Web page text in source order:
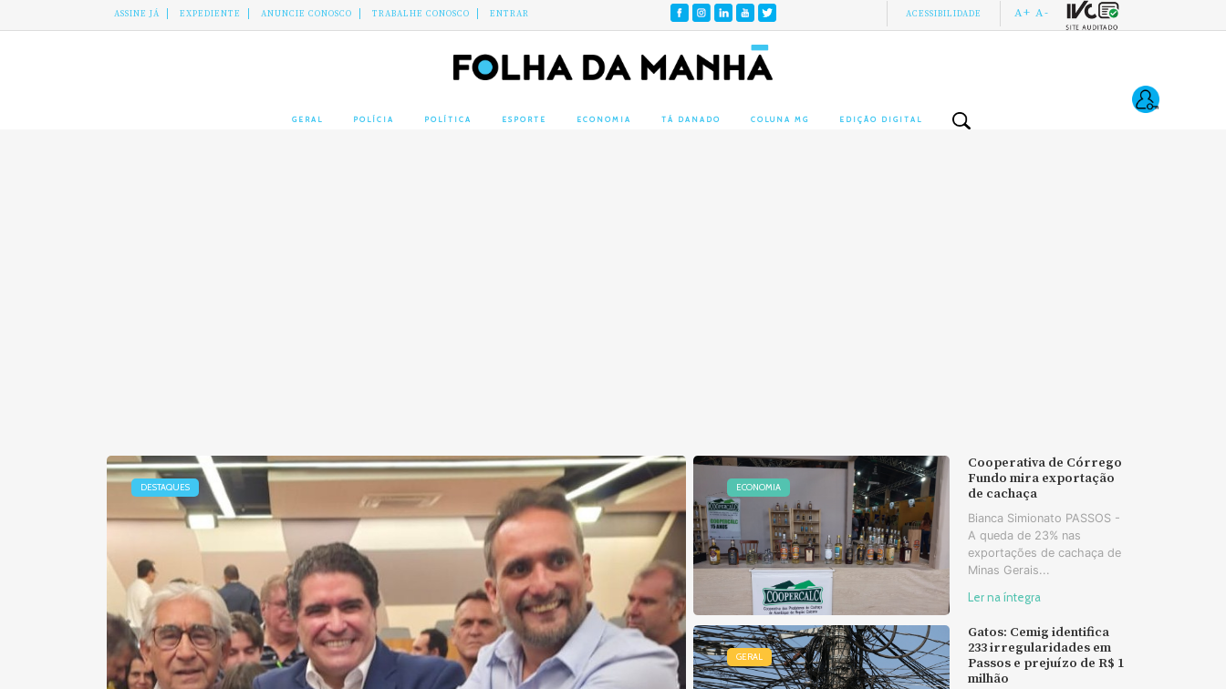
ASSINE JÁ EXPEDIENTE ANUNCIE CONOSCO TRABALHE CONOSCO ENTRAR ACESSIBILIDADE A+ A-
GERAL POLÍCIA POLÍTICA ESPORTE ECONOMIA TÁ DANADO COLUNA MG EDIÇÃO DIGITAL
DESTAQUES ECONOMIA
Cooperativa de Córrego
Fundo mira exportação
de cachaça
Bianca Simionato PASSOS -
A queda de 23% nas
exportações de cachaça de
Minas Gerais...
Ler na íntegra
GERAL
Gatos: Cemig identifica
233 irregularidades em
Passos e prejuízo de R$ 1
milhão